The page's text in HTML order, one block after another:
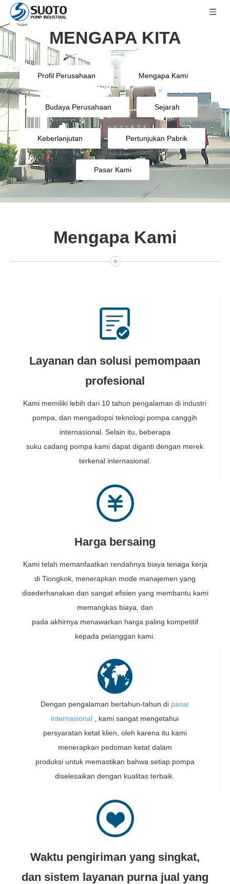
MENGAPA KITA
Profil Perusahaan Mengapa Kami
Budaya Perusahaan Sejarah
Keberlanjutan Pertunjukan Pabrik
Pasar Kami
Mengapa Kami
Layanan dan solusi pemompaan
profesional
Kami memiliki lebih dari 10 tahun pengalaman di industri
pompa, dan mengadopsi teknologi pompa canggih
internasional. Selain itu, beberapa
suku cadang pompa kami dapat diganti dengan merek
terkenal internasional.
Harga bersaing
Kami telah memanfaatkan rendahnya biaya tenaga kerja
di Tiongkok, menerapkan mode manajemen yang
disederhanakan dan sangat efisien yang membantu kami
memangkas biaya, dan
pada akhirnya menawarkan harga paling kompetitif
kepada pelanggan kami.
Dengan pengalaman bertahun-tahun di pasar
internasional
, kami sangat mengetahui
persyaratan ketat klien, oleh karena itu kami
menerapkan pedoman ketat dalam
produksi untuk memastikan bahwa setiap pompa
diselesaikan dengan kualitas terbaik.
Waktu pengiriman yang singkat,
dan sistem layanan purna jual yang